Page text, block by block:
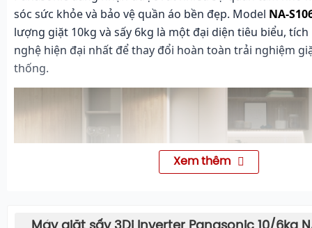
sóc sức khỏe và bảo vệ quần áo bền đẹp. Model NA-
lượng giặt 10kg và sấy 6kg là một đại diện tiêu biểu,
nghệ hiện đại nhất để thay đổi hoàn toàn trải nghiệm
thống.
Xem thêm